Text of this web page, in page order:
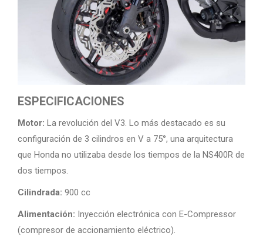
ESPECIFICACIONES
Motor: La revolución del V3. Lo más destacado es su
configuración de 3 cilindros en V a 75°, una arquitectura
que Honda no utilizaba desde los tiempos de la NS400R de
dos tiempos.
Cilindrada: 900 cc
Alimentación: Inyección electrónica con E-Compressor
(compresor de accionamiento eléctrico).